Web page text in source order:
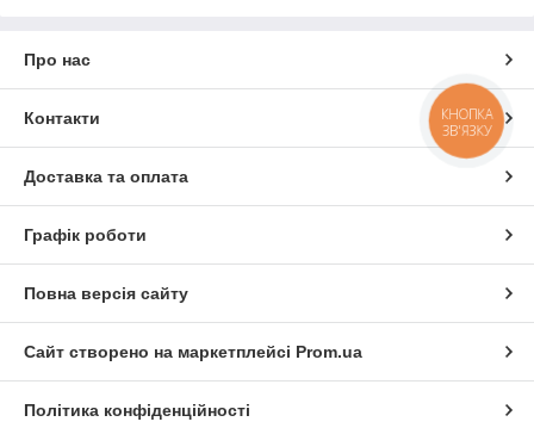
Про нас
Контакти
Доставка та оплата
Графік роботи
Повна версія сайту
Сайт створено на маркетплейсі Prom.ua
Політика конфіденційності
КНОПКА
ЗВ'ЯЗКУ